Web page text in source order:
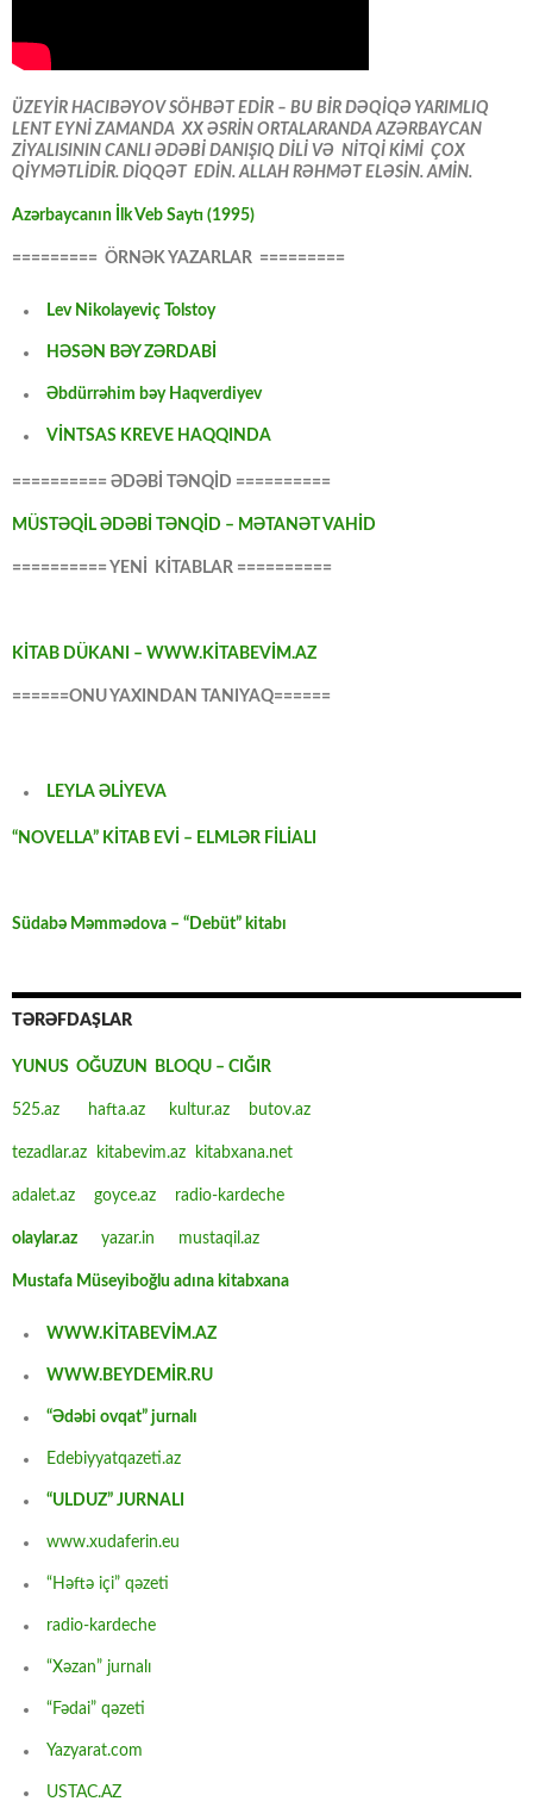
ÜZEYİR HACIBƏYOV SÖHBƏT EDİR – BU BİR DƏQİQƏ YARIMLIQ
LENT EYNİ ZAMANDA XX ƏSRİN ORTALARANDA AZƏRBAYCAN
ZİYALISININ CANLI ƏDƏBİ DANIŞIQ DİLİ VƏ NİTQİ KİMİ ÇOX
QİYMƏTLİDİR. DİQQƏT EDİN. ALLAH RƏHMƏT ELƏSİN. AMİN.
Azərbaycanın İlk Veb Saytı (1995)
========= ÖRNƏK YAZARLAR =========
Lev Nikolayeviç Tolstoy
HƏSƏN BƏY ZƏRDABİ
Əbdürrəhim bəy Haqverdiyev
VİNTSAS KREVE HAQQINDA
========== ƏDƏBİ TƏNQİD ==========
MÜSTƏQİL ƏDƏBİ TƏNQİD – MƏTANƏT VAHİD
========== YENİ KİTABLAR ==========
KİTAB DÜKANI – WWW.KİTABEVİM.AZ
======ONU YAXINDAN TANIYAQ======
LEYLA ƏLİYEVA
“NOVELLA” KİTAB EVİ – ELMLƏR FİLİALI
Südabə Məmmədova – “Debüt” kitabı
TƏRƏFDAŞLAR
YUNUS OĞUZUN BLOQU – CIĞIR
525.az hafta.az kultur.az butov.az
tezadlar.az kitabevim.az kitabxana.net
adalet.az goyce.az radio-kardeche
olaylar.az yazar.in mustaqil.az
Mustafa Müseyiboğlu adına kitabxana
WWW.KİTABEVİM.AZ
WWW.BEYDEMİR.RU
“Ədəbi ovqat” jurnalı
Edebiyyatqazeti.az
“ULDUZ” JURNALI
www.xudaferin.eu
“Həftə içi” qəzeti
radio-kardeche
“Xəzan” jurnalı
“Fədai” qəzeti
Yazyarat.com
USTAC.AZ